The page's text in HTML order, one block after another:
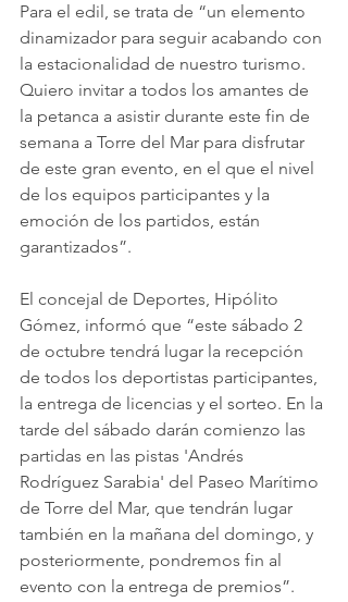
Para el edil, se trata de “un elemento
dinamizador para seguir acabando con
la estacionalidad de nuestro turismo.
Quiero invitar a todos los amantes de
la petanca a asistir durante este fin de
semana a Torre del Mar para disfrutar
de este gran evento, en el que el nivel
de los equipos participantes y la
emoción de los partidos, están
garantizados”.
El concejal de Deportes, Hipólito
Gómez, informó que “este sábado 2
de octubre tendrá lugar la recepción
de todos los deportistas participantes,
la entrega de licencias y el sorteo. En la
tarde del sábado darán comienzo las
partidas en las pistas 'Andrés
Rodríguez Sarabia' del Paseo Marítimo
de Torre del Mar, que tendrán lugar
también en la mañana del domingo, y
posteriormente, pondremos fin al
evento con la entrega de premios”.